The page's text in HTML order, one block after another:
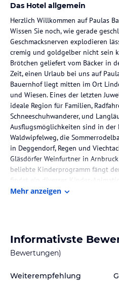
Das Hotel allgemein
Herzlich Willkommen auf Paulas
Wissen Sie noch, wie gerade
Geschmacksnerven explodieren
cremig und goldgelber nicht sein
Brötchen geliefert vom Bäcker in
Zeit, einen Urlaub bei uns auf
Bauernhof liegt mitten im Ort
und Wiesen. Eines der letzten
ideale Region für Familien,
Schneeschuhwanderer, und
Ausflugsmöglichkeiten sind in der
Waldwipfelweg, die
in Deggendorf, Regen und
Gläsdörfer Weinfurtner in
beliebte Kinderprogramm fängt
findet ein diverses Kinder-
werden die Minigalloways, Hasen,
Wikingerturm, das Trampolin in
die vielen Kettcars für größere
Der gepflasterten Hofbereich ist
Verfügung.
Mehr anzeigen
Informativste
Bewertungen)
Weiterempfehlung